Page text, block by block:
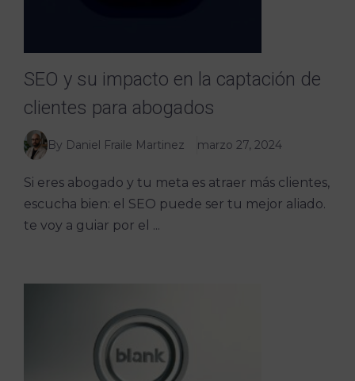
SEO y su impacto en la captación de
clientes para abogados
By Daniel Fraile Martinez marzo 27, 2024
Si eres abogado y tu meta es atraer más clientes,
escucha bien: el SEO puede ser tu mejor aliado.
te voy a guiar por el ...